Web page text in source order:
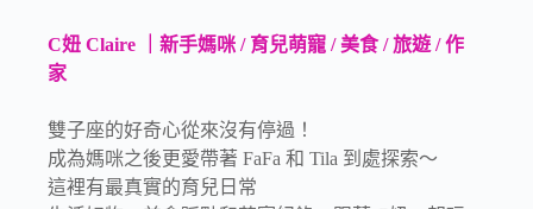
C妞 Claire ｜新手媽咪 / 育兒萌寵 / 美食 / 旅遊 / 作
家
雙子座的好奇心從來沒有停過！
成為媽咪之後更愛帶著 FaFa 和 Tila 到處探索～
這裡有最真實的育兒日常